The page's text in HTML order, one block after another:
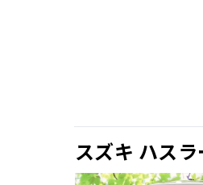
スズキ ハス